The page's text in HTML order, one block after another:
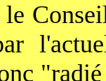
le